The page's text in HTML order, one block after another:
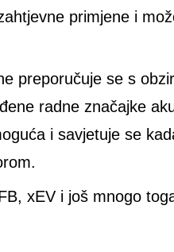
primjene i
preporučuje se s
radne značajke
i savjetuje se
xEV i još mnogo